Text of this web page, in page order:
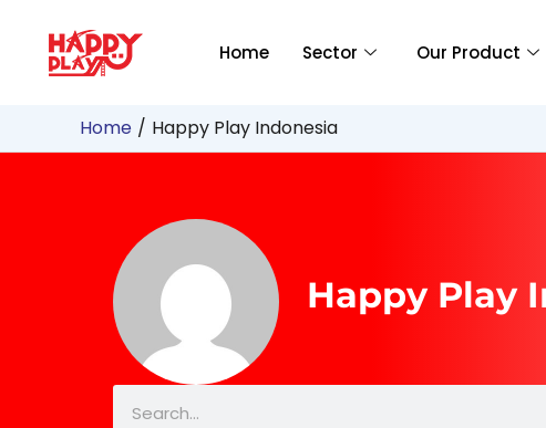
content
Home Sector Our Product
Home Happy Play Indonesia
Happy Play